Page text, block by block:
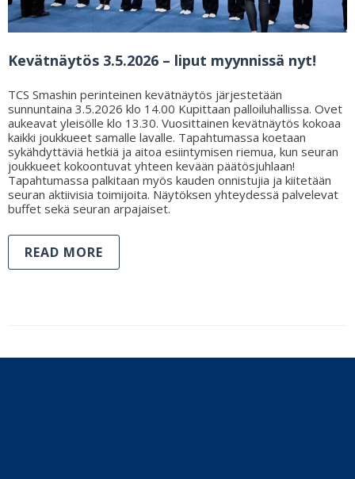
Kevätnäytös 3.5.2026 – liput myynnissä nyt!
TCS Smashin perinteinen kevätnäytös järjestetään
sunnuntaina 3.5.2026 klo 14.00 Kupittaan palloiluhallissa. Ovet
aukeavat yleisölle klo 13.30. Vuosittainen kevätnäytös kokoaa
kaikki joukkueet samalle lavalle. Tapahtumassa koetaan
sykähdyttäviä hetkiä ja aitoa esiintymisen riemua, kun seuran
joukkueet kokoontuvat yhteen kevään päätösjuhlaan!
Tapahtumassa palkitaan myös kauden onnistujia ja kiitetään
seuran aktiivisia toimijoita. Näytöksen yhteydessä palvelevat
buffet sekä seuran arpajaiset.
READ MORE